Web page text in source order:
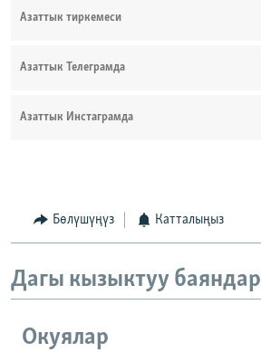
Азаттык тиркемеси
Азаттык Телеграмда
Азаттык Инстаграмда
Бөлүшүңүз Катталыңыз
Дагы кызыктуу баяндар
Окуялар